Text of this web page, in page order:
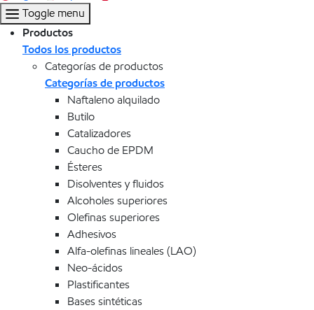
Toggle menu
Productos
Todos los productos
Categorías de productos
Categorías de productos
Naftaleno alquilado
Butilo
Catalizadores
Caucho de EPDM
Ésteres
Disolventes y fluidos
Alcoholes superiores
Olefinas superiores
Adhesivos
Alfa-olefinas lineales (LAO)
Neo-ácidos
Plastificantes
Bases sintéticas